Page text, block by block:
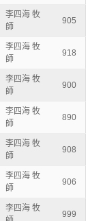
李四海 牧
師
905
李四海 牧
師
918
李四海 牧
師
900
李四海 牧
師
890
李四海 牧
師
908
李四海 牧
師
906
李四海 牧
999